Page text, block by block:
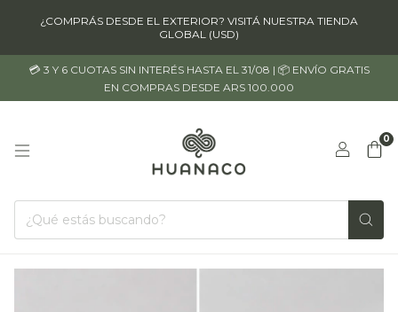
¿COMPRÁS DESDE EL EXTERIOR? VISITÁ NUESTRA TIENDA
GLOBAL (USD)
💳 3 Y 6 CUOTAS SIN INTERÉS HASTA EL 31/08 | 📦 ENVÍO GRATIS
EN COMPRAS DESDE ARS 100.000
0